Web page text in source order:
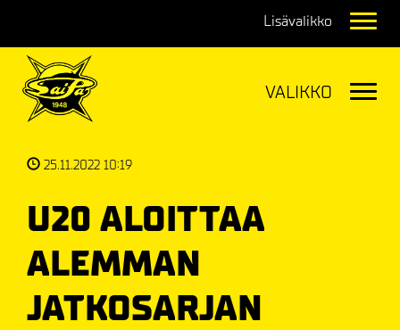
25.11.2022 10:19
U20 ALOITTAA
ALEMMAN
JATKOSARJAN